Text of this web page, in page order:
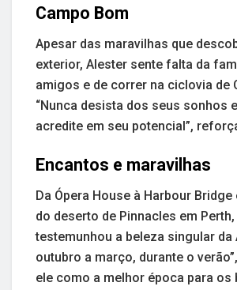
Campo Bom
Apesar das maravilhas que
exterior, Alester sente falta da
amigos e de correr na ciclovia de
“Nunca desista dos seus sonhos
acredite em seu potencial”,
Encantos e maravilhas
Da Ópera House à Harbour Bridge
do deserto de Pinnacles em
testemunhou a beleza singular da
outubro a março, durante o
ele como a melhor época para os